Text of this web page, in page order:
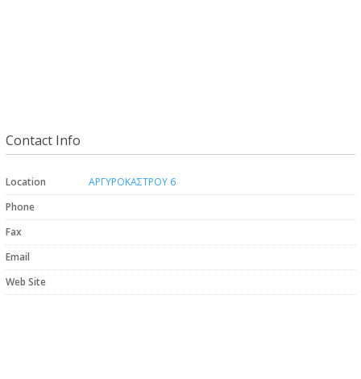
Contact Info
Location
ΑΡΓΥΡΟΚΑΣΤΡΟΥ 6
Phone
Fax
Email
Web Site